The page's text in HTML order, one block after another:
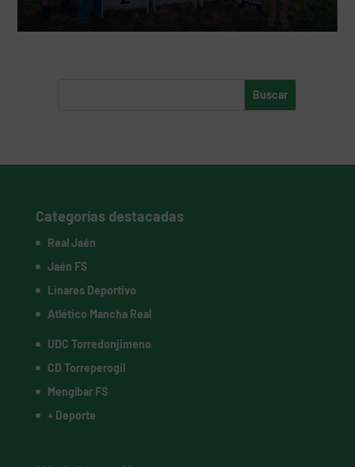
Categorías destacadas
Real Jaén
Jaén FS
Linares Deportivo
Atlético Mancha Real
UDC Torredonjimeno
CD Torreperogil
Mengíbar FS
+ Deporte